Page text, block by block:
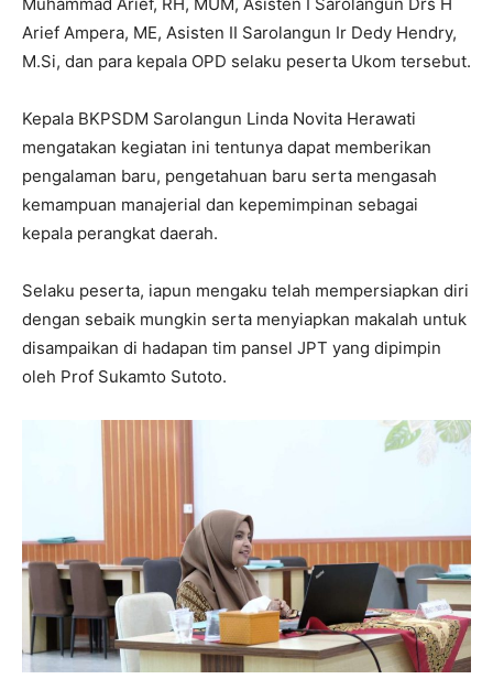
Arief Ampera, ME, Asisten II Sarolangun Ir Dedy Hendry,
M.Si, dan para kepala OPD selaku peserta Ukom tersebut.
Kepala BKPSDM Sarolangun Linda Novita Herawati
mengatakan kegiatan ini tentunya dapat memberikan
pengalaman baru, pengetahuan baru serta mengasah
kemampuan manajerial dan kepemimpinan sebagai
kepala perangkat daerah.
Selaku peserta, iapun mengaku telah mempersiapkan diri
dengan sebaik mungkin serta menyiapkan makalah untuk
disampaikan di hadapan tim pansel JPT yang dipimpin
oleh Prof Sukamto Sutoto.